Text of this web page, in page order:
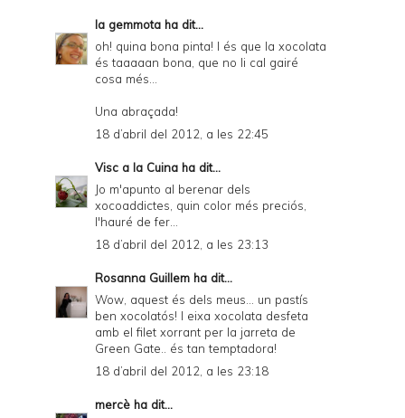
la gemmota ha dit...
oh! quina bona pinta! I és que la xocolata
és taaaaan bona, que no li cal gairé
cosa més...
Una abraçada!
18 d’abril del 2012, a les 22:45
Visc a la Cuina ha dit...
Jo m'apunto al berenar dels
xocoaddictes, quin color més preciós,
l'hauré de fer...
18 d’abril del 2012, a les 23:13
Rosanna Guillem ha dit...
Wow, aquest és dels meus... un pastís
ben xocolatós! I eixa xocolata desfeta
amb el filet xorrant per la jarreta de
Green Gate.. és tan temptadora!
18 d’abril del 2012, a les 23:18
mercè ha dit...